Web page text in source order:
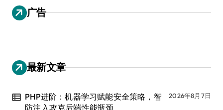
广告
最新文章
PHP进阶：机器学习赋能安全策略，智
防注入攻克后端性能瓶颈
2026年8月7日